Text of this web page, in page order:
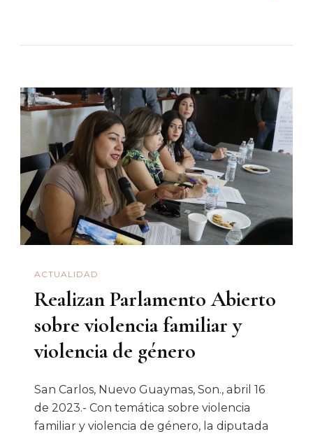
Vienen
Hermosillo
ACTUALIDAD
Realizan Parlamento Abierto
sobre violencia familiar y
violencia de género
San Carlos, Nuevo Guaymas, Son., abril 16
de 2023.- Con temática sobre violencia
familiar y violencia de género, la diputada